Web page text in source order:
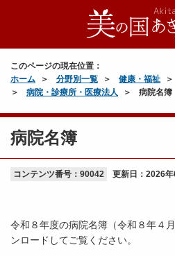
このページの現在位置：
ホーム
分野別一覧 健康・福祉
病院・診療所・医療法人
病院名簿
病院名簿
コンテンツ番号：90042 更新日： 2026年
令和８年度の病院名簿（令和８年４
ンロードしてご覧ください。